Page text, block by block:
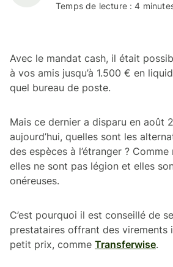
Temps de lecture : 4
Avec le mandat cash, il était
à vos amis jusqu’à 1.500 € en
quel bureau de poste.
Mais ce dernier a disparu en août
aujourd’hui, quelles sont les
des espèces à l’étranger ?
elles ne sont pas légion et elles
onéreuses.
C’est pourquoi il est conseillé de
prestataires offrant des virements
petit prix, comme Transferwise.